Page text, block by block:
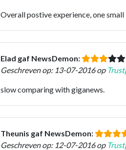
Overall postive experience, one
Elad gaf NewsDemon:
Geschreven op: 13-07-2016 op
slow comparing with giganews.
Theunis gaf NewsDemon:
Geschreven op: 12-07-2016 op